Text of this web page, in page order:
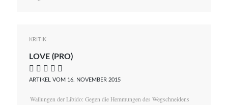
KRITIK
LOVE (PRO)
    
ARTIKEL VOM 16. NOVEMBER 2015
Wallungen der Libido: Gegen die Hemmungen des Wegschneidens